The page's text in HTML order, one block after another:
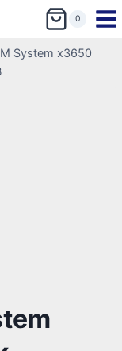
0
System x3650